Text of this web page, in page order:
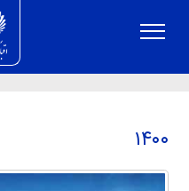
۱۴۰۰
۱۴۰۰